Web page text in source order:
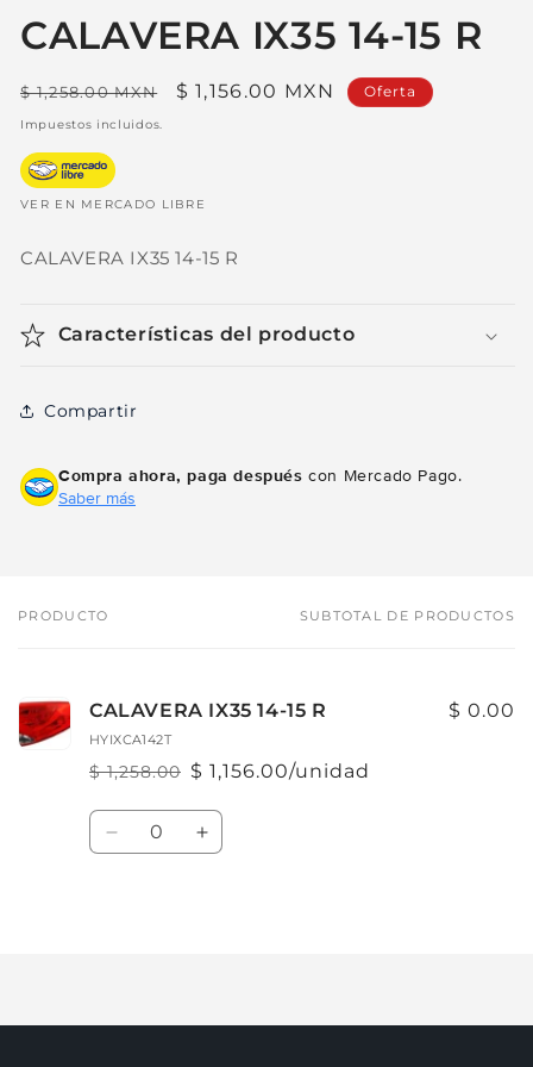
modal
CALAVERA IX35 14-15 R
Precio
habitual
$ 1,258.00 MXN
Precio
$ 1,156.00 MXN Oferta
Impuestos incluidos.
VER EN MERCADO LIBRE
CALAVERA IX35 14-15 R
Características del producto
Compartir
Compra ahora, paga después con Mercado Pago.
Saber más
Tu
PRODUCTO SUBTOTAL DE PRODUCTOS
CALAVERA IX35 14-15 R
HYIXCA142T
Precio
habitual
$ 1,258.00
Precio
de
oferta
$ 1,156.00/unidad
$ 0.00
Cantidad
Reducir
Aumentar